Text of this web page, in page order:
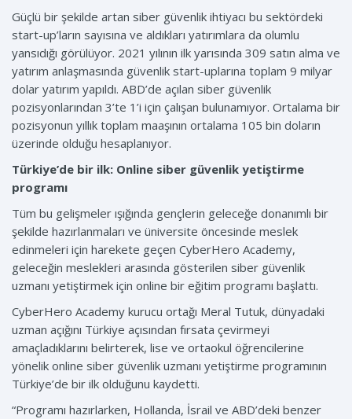
Güçlü bir şekilde artan siber güvenlik ihtiyacı bu sektördeki
start-up’ların sayısına ve aldıkları yatırımlara da olumlu
yansıdığı görülüyor. 2021 yılının ilk yarısında 309 satın alma ve
yatırım anlaşmasında güvenlik start-uplarına toplam 9 milyar
dolar yatırım yapıldı. ABD’de açılan siber güvenlik
pozisyonlarından 3’te 1’i için çalışan bulunamıyor. Ortalama bir
pozisyonun yıllık toplam maaşının ortalama 105 bin doların
üzerinde olduğu hesaplanıyor.
Türkiye’de bir ilk: Online siber güvenlik yetiştirme
programı
Tüm bu gelişmeler ışığında gençlerin geleceğe donanımlı bir
şekilde hazırlanmaları ve üniversite öncesinde meslek
edinmeleri için harekete geçen CyberHero Academy,
geleceğin meslekleri arasında gösterilen siber güvenlik
uzmanı yetiştirmek için online bir eğitim programı başlattı.
CyberHero Academy kurucu ortağı Meral Tutuk, dünyadaki
uzman açığını Türkiye açısından fırsata çevirmeyi
amaçladıklarını belirterek, lise ve ortaokul öğrencilerine
yönelik online siber güvenlik uzmanı yetiştirme programının
Türkiye’de bir ilk olduğunu kaydetti.
“Programı hazırlarken, Hollanda, İsrail ve ABD’deki benzer